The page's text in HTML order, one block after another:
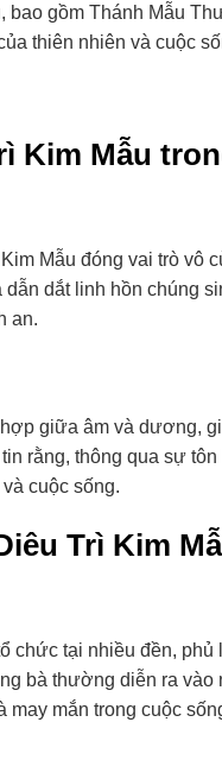
bao gồm Thánh Mẫu
thiên nhiên và cuộc
Kim Mẫu
Mẫu đóng vai trò vô
dắt linh hồn chúng
an.
giữa âm và dương,
rằng, thông qua sự
cuộc sống.
Trì Kim
chức tại nhiều đền,
bà thường diễn ra
mắn trong cuộc